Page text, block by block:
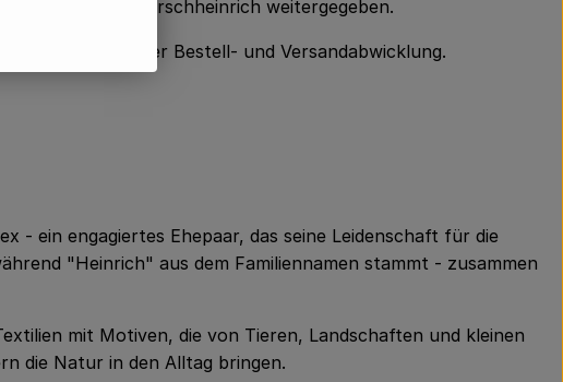
an Hirschheinrich weitergegeben.
zum Zweck der Bestell- und Versandabwicklung.
ein engagiertes Ehepaar, das seine Leidenschaft für die
"Heinrich" aus dem Familiennamen stammt - zusammen
mit Motiven, die von Tieren, Landschaften und kleinen
die Natur in den Alltag bringen.